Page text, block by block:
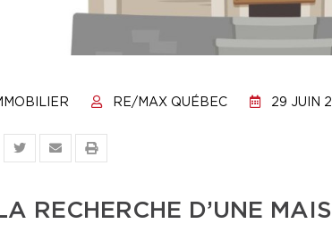
RE/MAX QUÉBEC 29 JUIN
RECHERCHE D’UNE